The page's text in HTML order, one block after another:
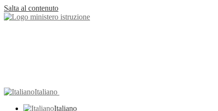
Salta al contenuto
Italiano
Italiano